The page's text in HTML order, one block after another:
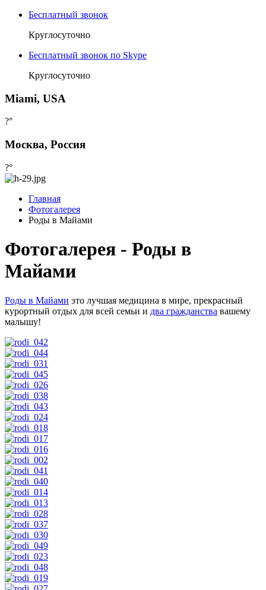
Бесплатный звонок
Круглосуточно
Бесплатный звонок по Skype
Круглосуточно
Miami, USA
?°
Москва, Россия
?°
Главная
Фотогалерея
Роды в Майами
Фотогалерея - Роды в
Майами
Роды в Майами это лучшая медицина в мире, прекрасный
курортный отдых для всей семьи и два гражданства вашему
малышу!